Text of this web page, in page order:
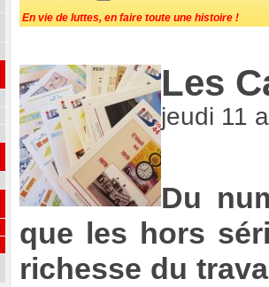
En vie de luttes, en faire toute une histoire !
Les
jeudi 11
Du
que les hors
richesse du